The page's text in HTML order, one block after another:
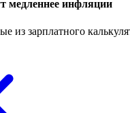
медленнее инфляции
из зарплатного